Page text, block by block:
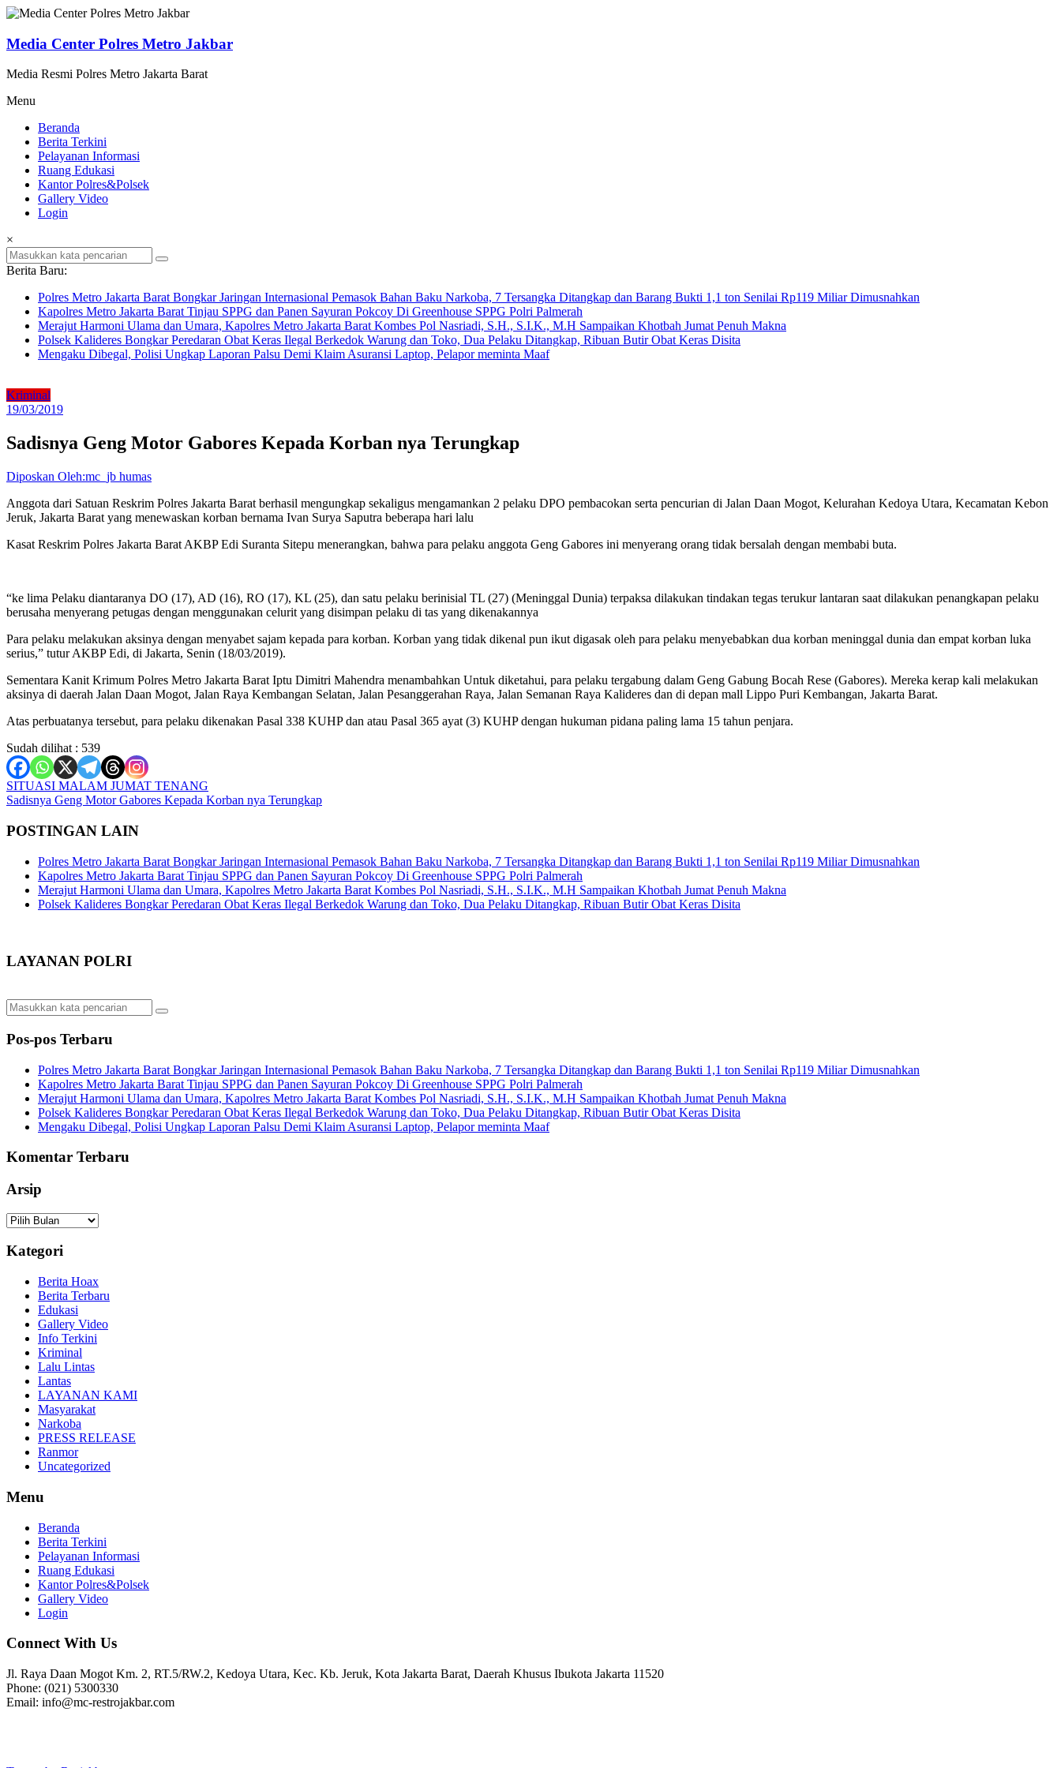
Lompat
konten
Media Center Polres Metro Jakbar
Media Resmi Polres Metro Jakarta Barat
Menu
Beranda
Berita Terkini
Pelayanan Informasi
Ruang Edukasi
Kantor Polres&Polsek
Gallery Video
Login
×
Berita Baru:
Polres Metro Jakarta Barat Bongkar Jaringan Internasional Pemasok Bahan Baku Narkoba, 7 Tersangka Ditangkap dan Barang Bukti 1,1 ton Senilai Rp119 Miliar Dimusnahkan
Kapolres Metro Jakarta Barat Tinjau SPPG dan Panen Sayuran Pokcoy Di Greenhouse SPPG Polri Palmerah
Merajut Harmoni Ulama dan Umara, Kapolres Metro Jakarta Barat Kombes Pol Nasriadi, S.H., S.I.K., M.H Sampaikan Khotbah Jumat Penuh Makna
Polsek Kalideres Bongkar Peredaran Obat Keras Ilegal Berkedok Warung dan Toko, Dua Pelaku Ditangkap, Ribuan Butir Obat Keras Disita
Mengaku Dibegal, Polisi Ungkap Laporan Palsu Demi Klaim Asuransi Laptop, Pelapor meminta Maaf
Kriminal
19/03/2019
Sadisnya Geng Motor Gabores Kepada Korban nya Terungkap
Diposkan Oleh:mc_jb humas
Anggota dari Satuan Reskrim Polres Jakarta Barat berhasil mengungkap sekaligus mengamankan 2 pelaku DPO pembacokan serta pencurian di Jalan Daan Mogot, Kelurahan Kedoya Utara, Kecamatan Kebon
Jeruk, Jakarta Barat yang menewaskan korban bernama Ivan Surya Saputra beberapa hari lalu
Kasat Reskrim Polres Jakarta Barat AKBP Edi Suranta Sitepu menerangkan, bahwa para pelaku anggota Geng Gabores ini menyerang orang tidak bersalah dengan membabi buta.
“ke lima Pelaku diantaranya DO (17), AD (16), RO (17), KL (25), dan satu pelaku berinisial TL (27) (Meninggal Dunia) terpaksa dilakukan tindakan tegas terukur lantaran saat dilakukan penangkapan pelaku
berusaha menyerang petugas dengan menggunakan celurit yang disimpan pelaku di tas yang dikenakannya
Para pelaku melakukan aksinya dengan menyabet sajam kepada para korban. Korban yang tidak dikenal pun ikut digasak oleh para pelaku menyebabkan dua korban meninggal dunia dan empat korban luka
serius,” tutur AKBP Edi, di Jakarta, Senin (18/03/2019).
Sementara Kanit Krimum Polres Metro Jakarta Barat Iptu Dimitri Mahendra menambahkan Untuk diketahui, para pelaku tergabung dalam Geng Gabung Bocah Rese (Gabores). Mereka kerap kali melakukan
aksinya di daerah Jalan Daan Mogot, Jalan Raya Kembangan Selatan, Jalan Pesanggerahan Raya, Jalan Semanan Raya Kalideres dan di depan mall Lippo Puri Kembangan, Jakarta Barat.
Atas perbuatanya tersebut, para pelaku dikenakan Pasal 338 KUHP dan atau Pasal 365 ayat (3) KUHP dengan hukuman pidana paling lama 15 tahun penjara.
Sudah dilihat : 539
Navigasi
pos
SITUASI MALAM JUMAT TENANG
Sadisnya Geng Motor Gabores Kepada Korban nya Terungkap
POSTINGAN LAIN
Polres Metro Jakarta Barat Bongkar Jaringan Internasional Pemasok Bahan Baku Narkoba, 7 Tersangka Ditangkap dan Barang Bukti 1,1 ton Senilai Rp119 Miliar Dimusnahkan
Kapolres Metro Jakarta Barat Tinjau SPPG dan Panen Sayuran Pokcoy Di Greenhouse SPPG Polri Palmerah
Merajut Harmoni Ulama dan Umara, Kapolres Metro Jakarta Barat Kombes Pol Nasriadi, S.H., S.I.K., M.H Sampaikan Khotbah Jumat Penuh Makna
Polsek Kalideres Bongkar Peredaran Obat Keras Ilegal Berkedok Warung dan Toko, Dua Pelaku Ditangkap, Ribuan Butir Obat Keras Disita
LAYANAN POLRI
Pos-pos Terbaru
Polres Metro Jakarta Barat Bongkar Jaringan Internasional Pemasok Bahan Baku Narkoba, 7 Tersangka Ditangkap dan Barang Bukti 1,1 ton Senilai Rp119 Miliar Dimusnahkan
Kapolres Metro Jakarta Barat Tinjau SPPG dan Panen Sayuran Pokcoy Di Greenhouse SPPG Polri Palmerah
Merajut Harmoni Ulama dan Umara, Kapolres Metro Jakarta Barat Kombes Pol Nasriadi, S.H., S.I.K., M.H Sampaikan Khotbah Jumat Penuh Makna
Polsek Kalideres Bongkar Peredaran Obat Keras Ilegal Berkedok Warung dan Toko, Dua Pelaku Ditangkap, Ribuan Butir Obat Keras Disita
Mengaku Dibegal, Polisi Ungkap Laporan Palsu Demi Klaim Asuransi Laptop, Pelapor meminta Maaf
Komentar Terbaru
Arsip
Arsip
Kategori
Berita Hoax
Berita Terbaru
Edukasi
Gallery Video
Info Terkini
Kriminal
Lalu Lintas
Lantas
LAYANAN KAMI
Masyarakat
Narkoba
PRESS RELEASE
Ranmor
Uncategorized
Menu
Beranda
Berita Terkini
Pelayanan Informasi
Ruang Edukasi
Kantor Polres&Polsek
Gallery Video
Login
Connect With Us
Jl. Raya Daan Mogot Km. 2, RT.5/RW.2, Kedoya Utara, Kec. Kb. Jeruk, Kota Jakarta Barat, Daerah Khusus Ibukota Jakarta 11520
Phone: (021) 5300330
Email: info@mc-restrojakbar.com